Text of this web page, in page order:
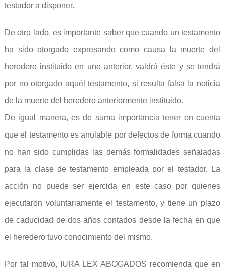
testador a disponer.
De otro lado, es importante saber que cuando un testamento
ha sido otorgado expresando como causa la muerte del
heredero instituido en uno anterior, valdrá éste y se tendrá
por no otorgado aquél testamento, si resulta falsa la noticia
de la muerte del heredero anteriormente instituido.
De igual manera, es de suma importancia tener en cuenta
que el testamento es anulable por defectos de forma cuando
no han sido cumplidas las demás formalidades señaladas
para la clase de testamento empleada por el testador. La
acción no puede ser ejercida en este caso por quienes
ejecutaron voluntariamente el testamento, y tiene un plazo
de caducidad de dos años contados desde la fecha en que
el heredero tuvo conocimiento del mismo.
Por tal motivo, IURA LEX ABOGADOS recomienda que en